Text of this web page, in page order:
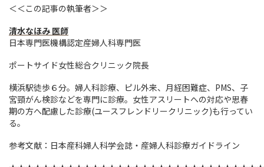
＜＜この記事の執筆者＞＞
清水なほみ 医師
日本専門医機構認定産婦人科専門医
ポートサイド女性総合クリニック院長
横浜駅徒歩６分。婦人科診療、ピル外来、月経困難症、PMS、子
宮頸がん検診などを専門に診療。女性アスリートへの対応や思春
期の方へ配慮した診療(ユースフレンドリークリニック)も行ってい
る。
参考文献：日本産科婦人科学会誌・産婦人科診療ガイドライン